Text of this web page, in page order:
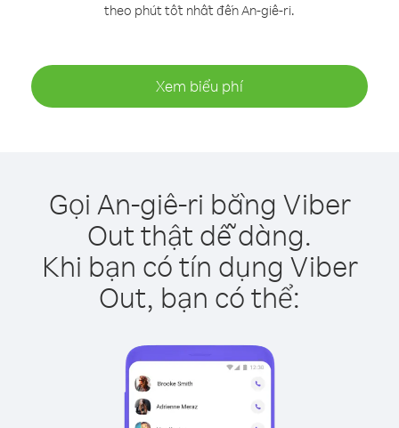
theo phút tốt nhất đến An-giê-ri.
Xem biểu phí
Gọi An-giê-ri bằng Viber
Out thật dễ dàng.
Khi bạn có tín dụng Viber
Out, bạn có thể: